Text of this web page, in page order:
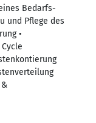
Bedarfs-
und Pflege des
•